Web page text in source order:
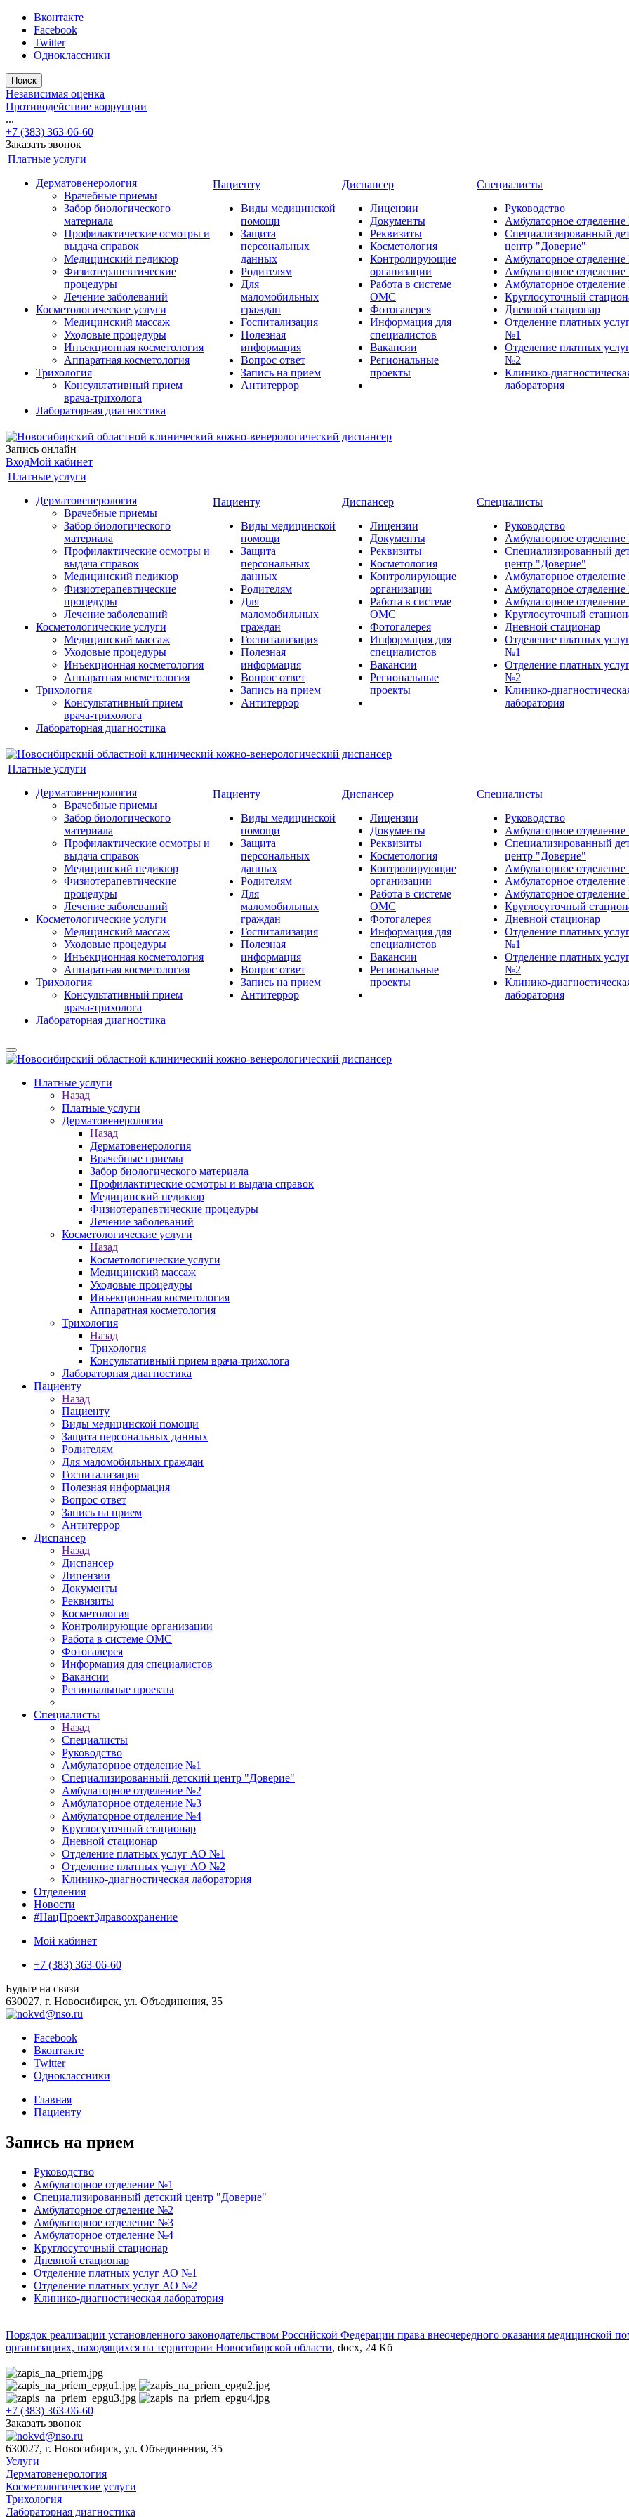
Вконтакте
Facebook
Twitter
Одноклассники
Поиск
Независимая оценка
Противодействие коррупции
...
+7 (383) 363-06-60
Заказать звонок
Платные услуги
Дерматовенерология
Врачебные приемы
Забор биологического
материала
Профилактические осмотры и
выдача справок
Медицинский педикюр
Физиотерапевтические
процедуры
Лечение заболеваний
Косметологические услуги
Медицинский массаж
Уходовые процедуры
Инъекционная косметология
Аппаратная косметология
Трихология
Консультативный прием
врача-трихолога
Лабораторная диагностика
Пациенту
Виды медицинской
помощи
Защита
персональных
данных
Родителям
Для
маломобильных
граждан
Госпитализация
Полезная
информация
Вопрос ответ
Запись на прием
Антитеррор
Диспансер
Лицензии
Документы
Реквизиты
Косметология
Контролирующие
организации
Работа в системе
ОМС
Фотогалерея
Информация для
специалистов
Вакансии
Региональные
проекты
Специалисты
Руководство
Амбулаторное
Специализированный
центр "Доверие"
Амбулаторное
Амбулаторное
Амбулаторное
Круглосуточный
Дневной стационар
Отделение платных
№1
Отделение платных
№2
Клинико-
лаборатория
Запись онлайн
ВходМой кабинет
Платные услуги
Дерматовенерология
Врачебные приемы
Забор биологического
материала
Профилактические осмотры и
выдача справок
Медицинский педикюр
Физиотерапевтические
процедуры
Лечение заболеваний
Косметологические услуги
Медицинский массаж
Уходовые процедуры
Инъекционная косметология
Аппаратная косметология
Трихология
Консультативный прием
врача-трихолога
Лабораторная диагностика
Пациенту
Виды медицинской
помощи
Защита
персональных
данных
Родителям
Для
маломобильных
граждан
Госпитализация
Полезная
информация
Вопрос ответ
Запись на прием
Антитеррор
Диспансер
Лицензии
Документы
Реквизиты
Косметология
Контролирующие
организации
Работа в системе
ОМС
Фотогалерея
Информация для
специалистов
Вакансии
Региональные
проекты
Специалисты
Руководство
Амбулаторное
Специализированный
центр "Доверие"
Амбулаторное
Амбулаторное
Амбулаторное
Круглосуточный
Дневной стационар
Отделение платных
№1
Отделение платных
№2
Клинико-
лаборатория
Платные услуги
Дерматовенерология
Врачебные приемы
Забор биологического
материала
Профилактические осмотры и
выдача справок
Медицинский педикюр
Физиотерапевтические
процедуры
Лечение заболеваний
Косметологические услуги
Медицинский массаж
Уходовые процедуры
Инъекционная косметология
Аппаратная косметология
Трихология
Консультативный прием
врача-трихолога
Лабораторная диагностика
Пациенту
Виды медицинской
помощи
Защита
персональных
данных
Родителям
Для
маломобильных
граждан
Госпитализация
Полезная
информация
Вопрос ответ
Запись на прием
Антитеррор
Диспансер
Лицензии
Документы
Реквизиты
Косметология
Контролирующие
организации
Работа в системе
ОМС
Фотогалерея
Информация для
специалистов
Вакансии
Региональные
проекты
Специалисты
Руководство
Амбулаторное
Специализированный
центр "Доверие"
Амбулаторное
Амбулаторное
Амбулаторное
Круглосуточный
Дневной стационар
Отделение платных
№1
Отделение платных
№2
Клинико-
лаборатория
Платные услуги
Назад
Платные услуги
Дерматовенерология
Назад
Дерматовенерология
Врачебные приемы
Забор биологического материала
Профилактические осмотры и выдача справок
Медицинский педикюр
Физиотерапевтические процедуры
Лечение заболеваний
Косметологические услуги
Назад
Косметологические услуги
Медицинский массаж
Уходовые процедуры
Инъекционная косметология
Аппаратная косметология
Трихология
Назад
Трихология
Консультативный прием врача-трихолога
Лабораторная диагностика
Пациенту
Назад
Пациенту
Виды медицинской помощи
Защита персональных данных
Родителям
Для маломобильных граждан
Госпитализация
Полезная информация
Вопрос ответ
Запись на прием
Антитеррор
Диспансер
Назад
Диспансер
Лицензии
Документы
Реквизиты
Косметология
Контролирующие организации
Работа в системе ОМС
Фотогалерея
Информация для специалистов
Вакансии
Региональные проекты
Специалисты
Назад
Специалисты
Руководство
Амбулаторное отделение №1
Специализированный детский центр "Доверие"
Амбулаторное отделение №2
Амбулаторное отделение №3
Амбулаторное отделение №4
Круглосуточный стационар
Дневной стационар
Отделение платных услуг АО №1
Отделение платных услуг АО №2
Клинико-диагностическая лаборатория
Отделения
Новости
#НацПроектЗдравоохранение
Мой кабинет
+7 (383) 363-06-60
Будьте на связи
630027, г. Новосибирск, ул. Объединения, 35
Facebook
Вконтакте
Twitter
Одноклассники
Главная
Пациенту
Запись на прием
Руководство
Амбулаторное отделение №1
Специализированный детский центр "Доверие"
Амбулаторное отделение №2
Амбулаторное отделение №3
Амбулаторное отделение №4
Круглосуточный стационар
Дневной стационар
Отделение платных услуг АО №1
Отделение платных услуг АО №2
Клинико-диагностическая лаборатория
Порядок реализации установленного законодательством Российской Федерации права внеочередного оказания медицинской
организациях, находящихся на территории Новосибирской области, docx, 24 Кб
+7 (383) 363-06-60
Заказать звонок
630027, г. Новосибирск, ул. Объединения, 35
Услуги
Дерматовенерология
Косметологические услуги
Трихология
Лабораторная диагностика